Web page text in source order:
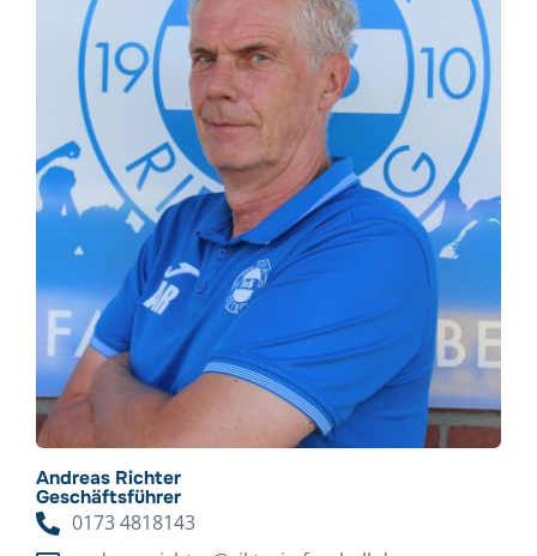
Andreas Richter
Geschäftsführer
0173 4818143